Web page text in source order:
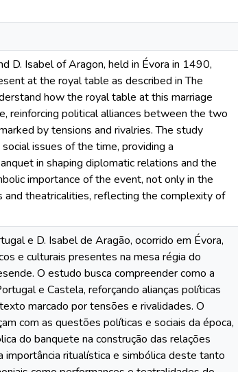
D. Isabel of Aragon, held in Évora in 1490,
at the royal table as described in The
how the royal table at this marriage
reinforcing political alliances between the two
by tensions and rivalries. The study
issues of the time, providing a
in shaping diplomatic relations and the
importance of the event, not only in the
and theatricalities, reflecting the complexity of
e D. Isabel de Aragão, ocorrido em Évora,
e culturais presentes na mesa régia do
O estudo busca compreender como a
e Castela, reforçando alianças políticas
marcado por tensões e rivalidades. O
com as questões políticas e sociais da época,
do banquete na construção das relações
importância ritualística e simbólica deste tanto